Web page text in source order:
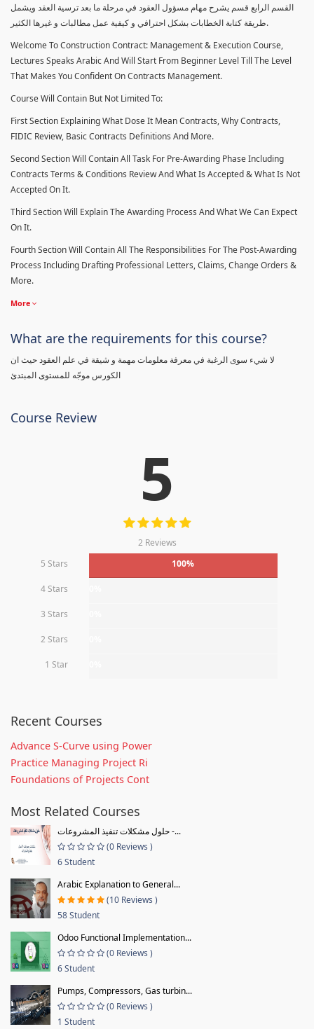
القسم الرابع قسم يشرح مهام مسؤول العقود في مرحلة ما بعد ترسية العقد ويشمل
طريقة كتابة الخطابات بشكل احترافي و كيفية عمل مطالبات و غيرها الكثير.
Welcome To Construction Contract: Management & Execution Course,
Lectures Speaks Arabic And Will Start From Beginner Level Till The Level
That Makes You Confident On Contracts Management.
Course Will Contain But Not Limited To:
First Section Explaining What Dose It Mean Contracts, Why Contracts,
FIDIC Review, Basic Contracts Definitions And More.
Second Section Will Contain All Task For Pre-Awarding Phase Including
Contracts Terms & Conditions Review And What Is Accepted & What Is Not
Accepted On It.
Third Section Will Explain The Awarding Process And What We Can Expect
On It.
Fourth Section Will Contain All The Responsibilities For The Post-Awarding
Process Including Drafting Professional Letters, Claims, Change Orders &
More.
More
What are the requirements for this course?
لا شيء سوى الرغبة في معرفة معلومات مهمة و شيقة في علم العقود حيث ان
الكورس موجّه للمستوى المبتدئ
Course Review
5
2 Reviews
5 Stars
100%
4 Stars
3 Stars
2 Stars
1 Star
Recent Courses
Advance S-Curve using Power
Practice Managing Project Ri
Foundations of Projects Cont
Most Related Courses
حلول مشكلات تنفيذ المشروعات -...
(0 Reviews )
6 Student
Arabic Explanation to General...
(10 Reviews )
58 Student
Odoo Functional Implementation...
(0 Reviews )
6 Student
Pumps, Compressors, Gas turbin...
(0 Reviews )
1 Student